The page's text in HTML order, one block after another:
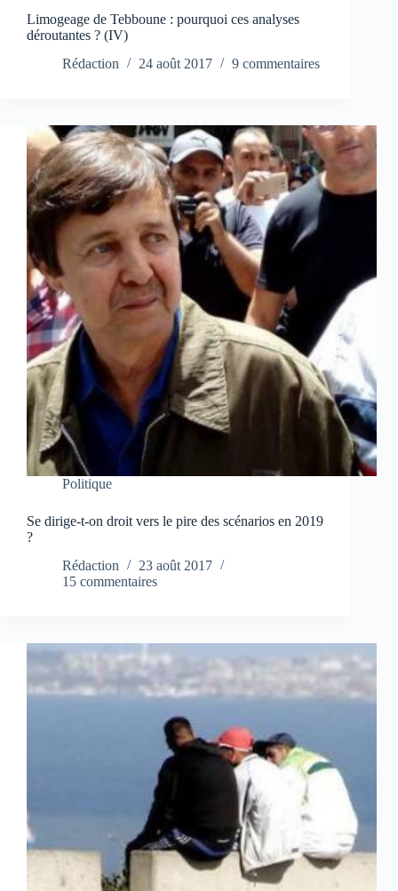
Limogeage de Tebboune : pourquoi ces analyses
déroutantes ? (IV)
Rédaction
24 août 2017 9 commentaires
Politique
Se dirige-t-on droit vers le pire des scénarios en 2019
?
Rédaction
23 août 2017
15 commentaires